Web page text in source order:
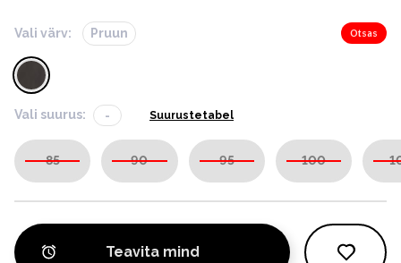
Vali värv: Pruun Otsas
Vali suurus: - Suurustetabel
85 90 95 100
Teavita mind